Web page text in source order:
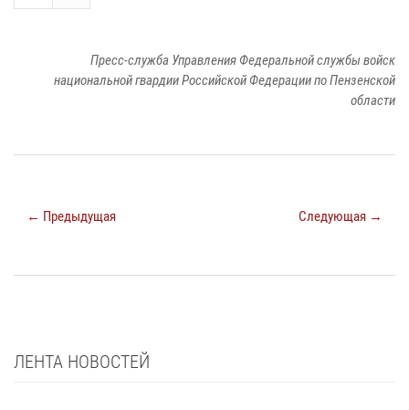
Пресс-служба Управления Федеральной службы войск
национальной гвардии Российской Федерации по Пензенской
области
← Предыдущая Следующая →
ЛЕНТА НОВОСТЕЙ